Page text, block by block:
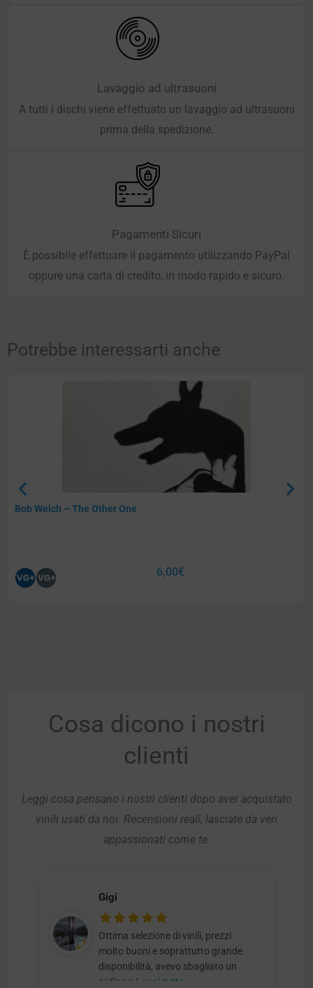
Lavaggio ad ultrasuoni
A tutti i dischi viene effettuato un lavaggio ad ultrasuoni
prima della spedizione.
Pagamenti Sicuri
È possibile effettuare il pagamento utilizzando PayPal
oppure una carta di credito, in modo rapido e sicuro.
Potrebbe interessarti anche
Bob Welch – The Other One
6,00€
Cosa dicono i nostri
clienti
Leggi cosa pensano i nostri clienti dopo aver acquistato
vinili usati da noi. Recensioni reali, lasciate da veri
appassionati come te.
Gigi
Ottima selezione di vinili, prezzi
molto buoni e soprattutto grande
disponibilità, avevo sbagliato un
ordine e Leggi tutto